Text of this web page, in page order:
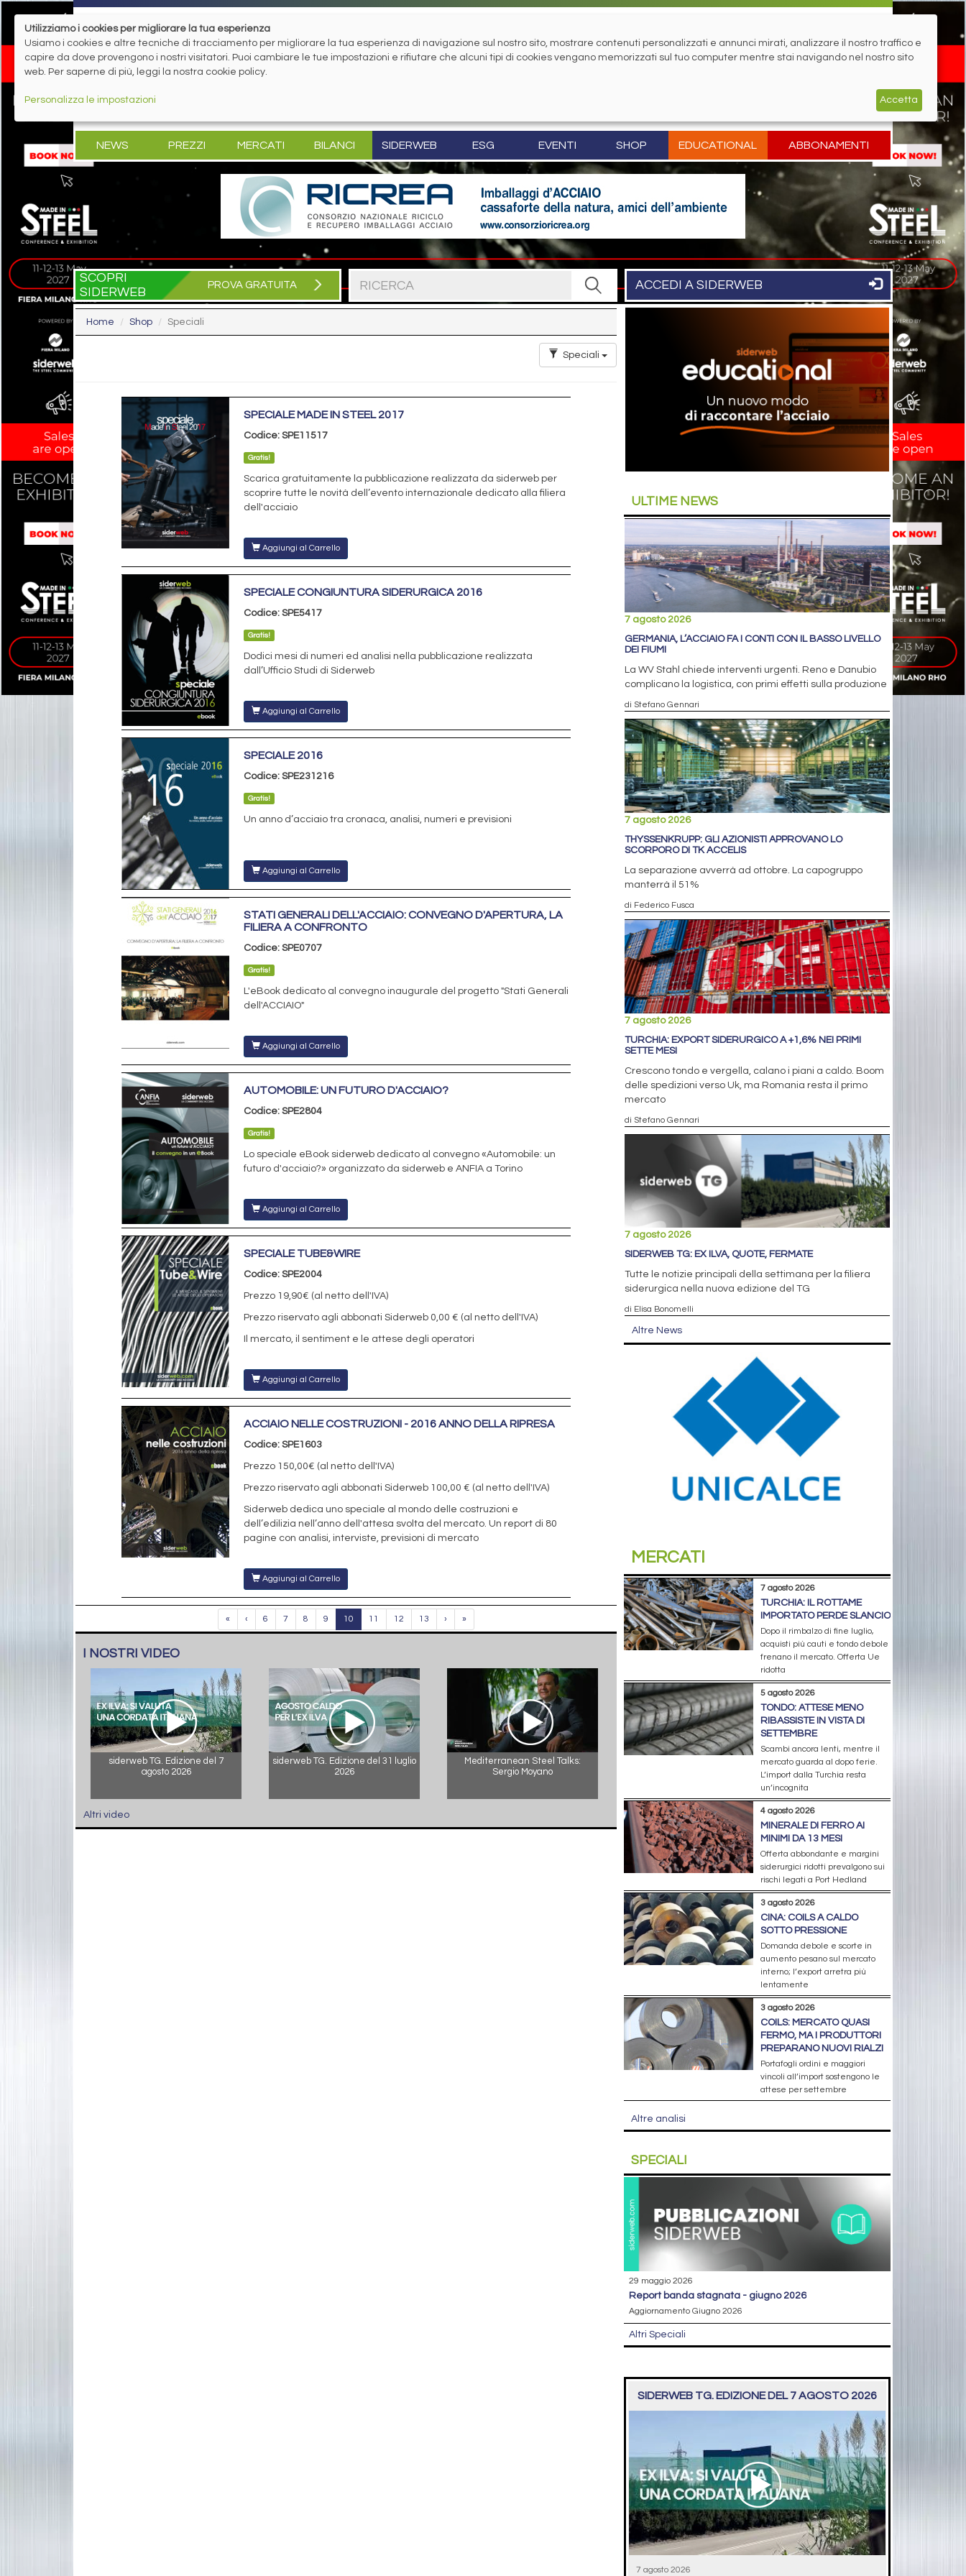
NEWS PREZZI MERCATI BILANCI SIDERWEB ESG EVENTI SHOP EDUCATIONAL ABBONAMENTI
SCOPRI
SIDERWEB
PROVA GRATUITA ACCEDI A SIDERWEB
Home Shop Speciali
Speciali
SPECIALE MADE IN STEEL 2017
Codice: SPE11517
Gratis!
Scarica gratuitamente la pubblicazione realizzata da siderweb per
scoprire tutte le novità dell’evento internazionale dedicato alla filiera
dell'acciaio
Aggiungi al Carrello
SPECIALE CONGIUNTURA SIDERURGICA 2016
Codice: SPE5417
Gratis!
Dodici mesi di numeri ed analisi nella pubblicazione realizzata
dall’Ufficio Studi di Siderweb
Aggiungi al Carrello
SPECIALE 2016
Codice: SPE231216
Gratis!
Un anno d’acciaio tra cronaca, analisi, numeri e previsioni
Aggiungi al Carrello
STATI GENERALI DELL'ACCIAIO: CONVEGNO D'APERTURA, LA
FILIERA A CONFRONTO
Codice: SPE0707
Gratis!
L'eBook dedicato al convegno inaugurale del progetto "Stati Generali
dell'ACCIAIO"
Aggiungi al Carrello
AUTOMOBILE: UN FUTURO D'ACCIAIO?
Codice: SPE2804
Gratis!
Lo speciale eBook siderweb dedicato al convegno «Automobile: un
futuro d'acciaio?» organizzato da siderweb e ANFIA a Torino
Aggiungi al Carrello
SPECIALE TUBE&WIRE
Codice: SPE2004
Prezzo 19,90€ (al netto dell'IVA)
Prezzo riservato agli abbonati Siderweb 0,00 € (al netto dell'IVA)
Il mercato, il sentiment e le attese degli operatori
Aggiungi al Carrello
ACCIAIO NELLE COSTRUZIONI - 2016 ANNO DELLA RIPRESA
Codice: SPE1603
Prezzo 150,00€ (al netto dell'IVA)
Prezzo riservato agli abbonati Siderweb 100,00 € (al netto dell'IVA)
Siderweb dedica uno speciale al mondo delle costruzioni e
dell’edilizia nell’anno dell'attesa svolta del mercato. Un report di 80
pagine con analisi, interviste, previsioni di mercato
Aggiungi al Carrello
« ‹ 6 7 8 9 10 11 12 13 › »
I NOSTRI VIDEO
siderweb TG. Edizione del 7
agosto 2026
siderweb TG. Edizione del 31 luglio
2026
Mediterranean Steel Talks:
Sergio Moyano
Altri video
ULTIME NEWS
7 agosto 2026
GERMANIA, L’ACCIAIO FA I CONTI CON IL BASSO LIVELLO
DEI FIUMI
La WV Stahl chiede interventi urgenti. Reno e Danubio
complicano la logistica, con primi effetti sulla produzione
di Stefano Gennari
7 agosto 2026
THYSSENKRUPP: GLI AZIONISTI APPROVANO LO
SCORPORO DI TK ACCELIS
La separazione avverrà ad ottobre. La capogruppo
manterrà il 51%
di Federico Fusca
7 agosto 2026
TURCHIA: EXPORT SIDERURGICO A +1,6% NEI PRIMI
SETTE MESI
Crescono tondo e vergella, calano i piani a caldo. Boom
delle spedizioni verso Uk, ma Romania resta il primo
mercato
di Stefano Gennari
7 agosto 2026
SIDERWEB TG: EX ILVA, QUOTE, FERMATE
Tutte le notizie principali della settimana per la filiera
siderurgica nella nuova edizione del TG
di Elisa Bonomelli
Altre News
MERCATI
7 agosto 2026
TURCHIA: IL ROTTAME
IMPORTATO PERDE SLANCIO
Dopo il rimbalzo di fine luglio,
acquisti più cauti e tondo debole
frenano il mercato. Offerta Ue
ridotta
5 agosto 2026
TONDO: ATTESE MENO
RIBASSISTE IN VISTA DI
SETTEMBRE
Scambi ancora lenti, mentre il
mercato guarda al dopo ferie.
L’import dalla Turchia resta
un’incognita
4 agosto 2026
MINERALE DI FERRO AI
MINIMI DA 13 MESI
Offerta abbondante e margini
siderurgici ridotti prevalgono sui
rischi legati a Port Hedland
3 agosto 2026
CINA: COILS A CALDO
SOTTO PRESSIONE
Domanda debole e scorte in
aumento pesano sul mercato
interno; l’export arretra più
lentamente
3 agosto 2026
COILS: MERCATO QUASI
FERMO, MA I PRODUTTORI
PREPARANO NUOVI RIALZI
Portafogli ordini e maggiori
vincoli all’import sostengono le
attese per settembre
Altre analisi
SPECIALI
29 maggio 2026
report banda stagnata - giugno 2026
Aggiornamento Giugno 2026
Altri Speciali
SIDERWEB TG. EDIZIONE DEL 7 AGOSTO 2026
7 agosto 2026
Utilizziamo i cookies per migliorare la tua esperienza
Usiamo i cookies e altre tecniche di tracciamento per migliorare la tua esperienza di navigazione sul nostro sito, mostrare contenuti personalizzati e annunci mirati, analizzare il nostro traffico e
capire da dove provengono i nostri visitatori. Puoi cambiare le tue impostazioni e rifiutare che alcuni tipi di cookies vengano memorizzati sul tuo computer mentre stai navigando nel nostro sito
web. Per saperne di più, leggi la nostra cookie policy.
Personalizza le impostazioni Accetta